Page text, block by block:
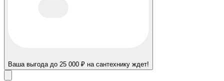
Ваша выгода до 25 000 ₽ на сантехнику ждет!